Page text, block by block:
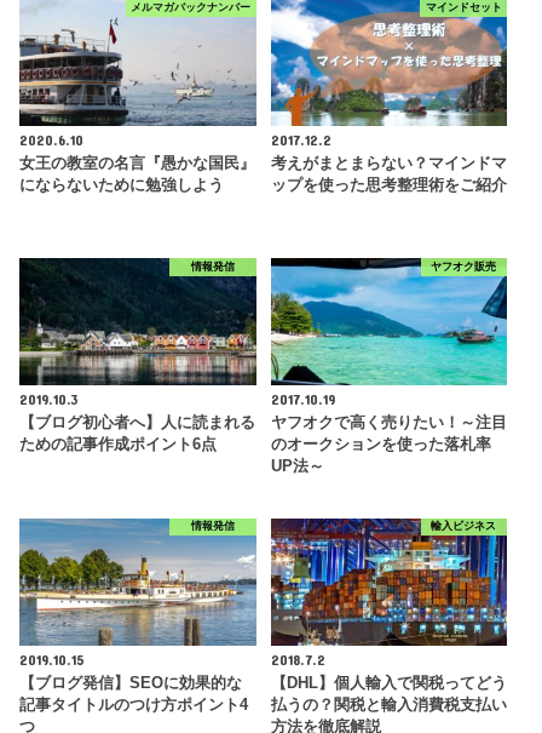
メルマガバックナンバー
2020.6.10
女王の教室の名言『愚かな国民』
にならないために勉強しよう
マインドセット
2017.12.2
考えがまとまらない？マインドマ
ップを使った思考整理術をご紹介
情報発信
2019.10.3
【ブログ初心者へ】人に読まれる
ための記事作成ポイント6点
ヤフオク販売
2017.10.19
ヤフオクで高く売りたい！～注目
のオークションを使った落札率
UP法～
情報発信
2019.10.15
【ブログ発信】SEOに効果的な
記事タイトルのつけ方ポイント4
つ
輸入ビジネス
2018.7.2
【DHL】個人輸入で関税ってどう
払うの？関税と輸入消費税支払い
方法を徹底解説